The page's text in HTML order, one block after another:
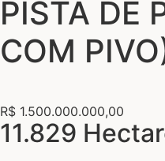
PISTA DE
COM
R$ 1.500.000.000,00
11.829